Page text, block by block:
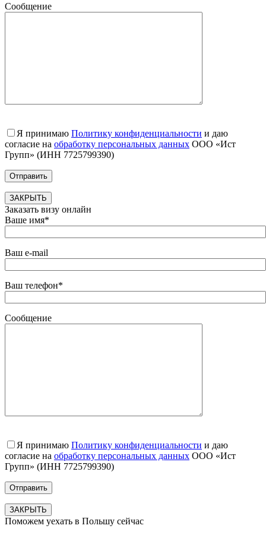
Сообщение
Я принимаю Политику конфиденциальности и даю
согласие на обработку персональных данных ООО «Ист
Групп» (ИНН 7725799390)
ЗАКРЫТЬ
Заказать визу онлайн
Ваше имя*
Ваш e-mail
Ваш телефон*
Сообщение
Я принимаю Политику конфиденциальности и даю
согласие на обработку персональных данных ООО «Ист
Групп» (ИНН 7725799390)
ЗАКРЫТЬ
Поможем уехать в Польшу сейчас